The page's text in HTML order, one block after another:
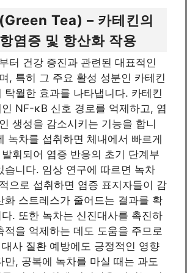
Tea) – 카테킨의
염증 및 항산화 작용
터 건강 증진과 관련된 대표적인
, 특히 그 주요 활성 성분인 카테킨
탁월한 효과를 나타냅니다. 카테킨
NF-κB 신호 경로를 억제하고, 염
생성을 감소시키는 기능을 합니
녹차를 섭취하면 체내에서 빠르게
휘되어 염증 반응의 초기 단계부
습니다. 임상 연구에 따르면 녹차
으로 섭취하면 염증 표지자들이 감
화 스트레스가 줄어드는 결과를 확
. 또한 녹차는 신진대사를 촉진하
적을 억제하는 데도 도움을 주므로
사 질환 예방에도 긍정적인 영향
만, 공복에 녹차를 마실 때는 과도